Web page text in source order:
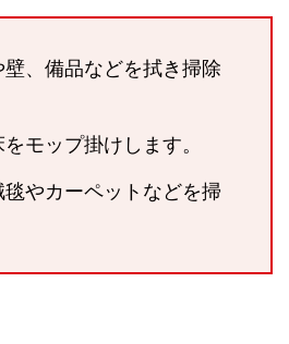
壁、備品などを拭き掃除
をモップ掛けします。
毯やカーペットなどを掃